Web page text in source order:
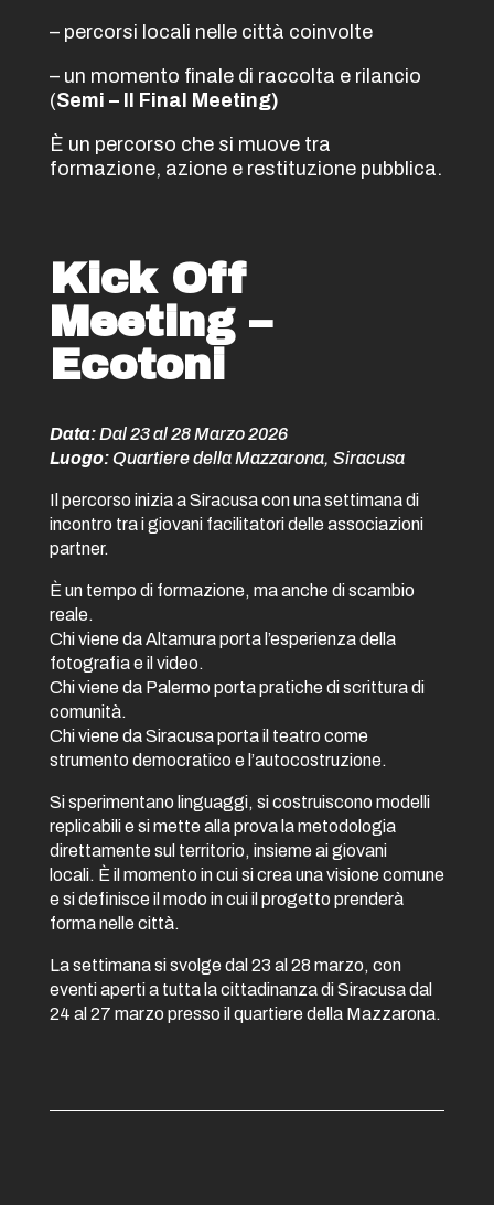
– percorsi locali nelle città coinvolte
– un momento finale di raccolta e rilancio
(Semi – Il Final Meeting)
È un percorso che si muove tra
formazione, azione e restituzione pubblica.
Kick Off
Meeting –
Ecotoni
Data:Dal 23 al 28 Marzo 2026
Luogo:Quartiere della Mazzarona, Siracusa
Il percorso inizia a Siracusa con una settimana di
incontro tra i giovani facilitatori delle associazioni
partner.
È un tempo di formazione, ma anche di scambio
reale.
Chi viene da Altamura porta l’esperienza della
fotografia e il video.
Chi viene da Palermo porta pratiche di scrittura di
comunità.
Chi viene da Siracusa porta il teatro come
strumento democratico e l’autocostruzione.
Si sperimentano linguaggi, si costruiscono modelli
replicabili e si mette alla prova la metodologia
direttamente sul territorio, insieme ai giovani
locali. È il momento in cui si crea una visione comune
e si definisce il modo in cui il progetto prenderà
forma nelle città.
La settimana si svolge dal 23 al 28 marzo, con
eventi aperti a tutta la cittadinanza di Siracusa dal
24 al 27 marzo presso il quartiere della Mazzarona.